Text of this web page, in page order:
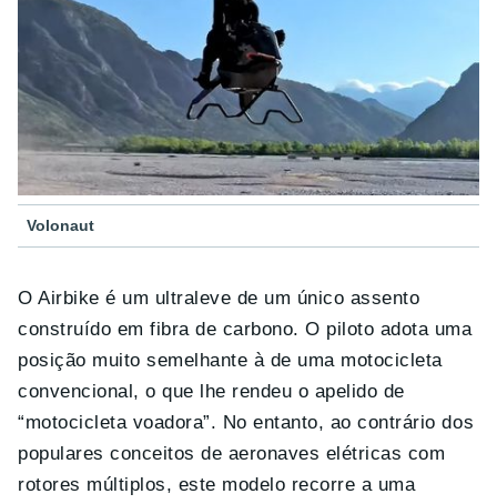
Volonaut
O Airbike é um ultraleve de um único assento
construído em fibra de carbono. O piloto adota uma
posição muito semelhante à de uma motocicleta
convencional, o que lhe rendeu o apelido de
“motocicleta voadora”. No entanto, ao contrário dos
populares conceitos de aeronaves elétricas com
rotores múltiplos, este modelo recorre a uma